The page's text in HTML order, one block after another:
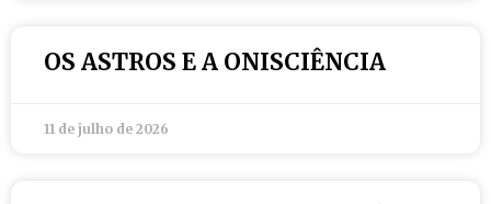
OS ASTROS E A ONISCIÊNCIA
11 de julho de 2026